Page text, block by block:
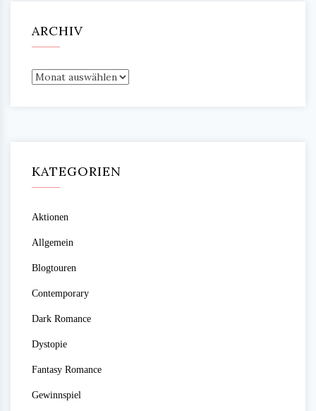
ARCHIV
Archiv
KATEGORIEN
Aktionen
Allgemein
Blogtouren
Contemporary
Dark Romance
Dystopie
Fantasy Romance
Gewinnspiel